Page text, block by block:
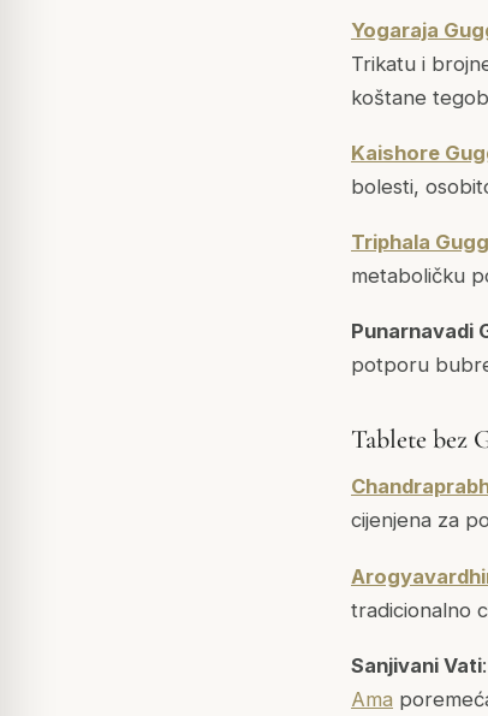
Yogaraja
Trikatu i
koštane
Kaishore
bolesti,
Triphala
metaboličku
Punarnavadi
potporu
Tablete bez
cijenjena za
tradicionalno
Sanjivani Vati
Ama